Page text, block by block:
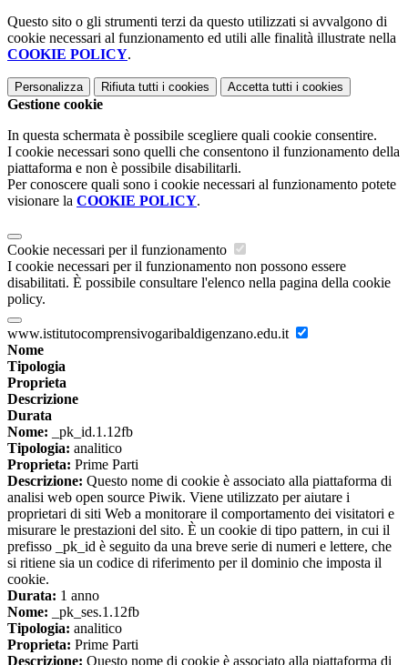
Questo sito o gli strumenti terzi da questo utilizzati si avvalgono di
cookie necessari al funzionamento ed utili alle finalità illustrate nella
COOKIE POLICY.
Personalizza Rifiuta tutti i cookies Accetta tutti i cookies
Gestione cookie
In questa schermata è possibile scegliere quali cookie consentire.
I cookie necessari sono quelli che consentono il funzionamento della
piattaforma e non è possibile disabilitarli.
Per conoscere quali sono i cookie necessari al funzionamento potete
visionare la COOKIE POLICY.
Cookie necessari per il funzionamento
I cookie necessari per il funzionamento non possono essere
disabilitati. È possibile consultare l'elenco nella pagina della cookie
policy.
www.istitutocomprensivogaribaldigenzano.edu.it
Nome
Tipologia
Proprieta
Descrizione
Durata
Nome: _pk_id.1.12fb
Tipologia: analitico
Proprieta: Prime Parti
Descrizione: Questo nome di cookie è associato alla piattaforma di
analisi web open source Piwik. Viene utilizzato per aiutare i
proprietari di siti Web a monitorare il comportamento dei visitatori e
misurare le prestazioni del sito. È un cookie di tipo pattern, in cui il
prefisso _pk_id è seguito da una breve serie di numeri e lettere, che
si ritiene sia un codice di riferimento per il dominio che imposta il
cookie.
Durata: 1 anno
Nome: _pk_ses.1.12fb
Tipologia: analitico
Proprieta: Prime Parti
Descrizione: Questo nome di cookie è associato alla piattaforma di